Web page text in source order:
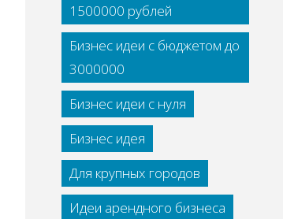
1500000 рублей
Бизнес идеи с бюджетом до
3000000
Бизнес идеи с нуля
Бизнес идея
Для крупных городов
Идеи арендного бизнеса